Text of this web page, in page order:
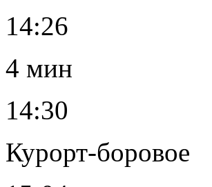
14:26
4 мин
14:30
Курорт-боровое